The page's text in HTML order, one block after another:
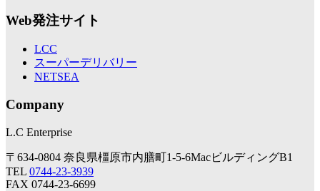
Web発注サイト
LCC
スーパーデリバリー
NETSEA
Company
L.C Enterprise
〒634-0804 奈良県橿原市内膳町1-5-6MacビルディングB1
TEL 0744-23-3939
FAX 0744-23-6699